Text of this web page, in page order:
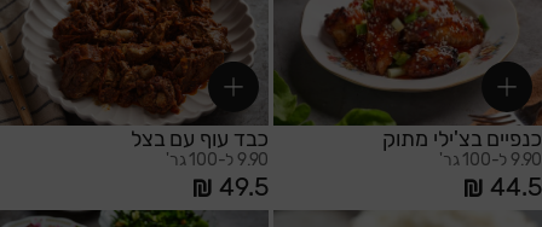
כנפיים בצ'ילי מתוק
9.90 ל-100 גר'
44.5
כבד עוף עם בצל
9.90 ל-100 גר'
49.5